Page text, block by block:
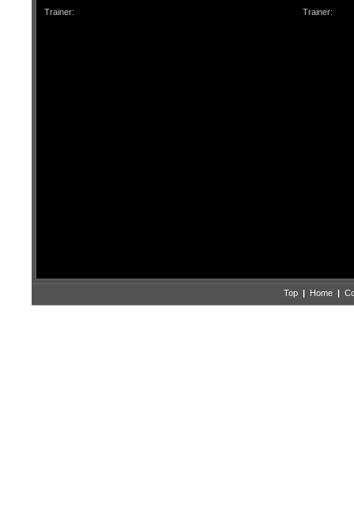
Trainer: Trainer:
Top | Home |